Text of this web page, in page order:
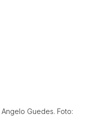
Guedes. Foto: